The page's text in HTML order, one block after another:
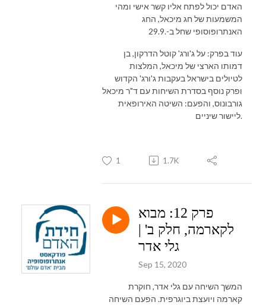
האדם יכול לפתח אליו קשר אישי ומהי
המשמעות של חג מיכאל, החג
האנתרופוסופי שחל ב-.29.9
עוד בפרק: על ג'ורג' קוטל הדרקון, בן
דמותו הארצי של מיכאל, המלצות
לטיולים בישראל בעקבות ג'ורג' הקדוש
ופרק נוסף בסדרת השיחות עם ד"ר מיכאל
גורבונוס, והפעם: השיטה האירופאית
ליישור שיניים.
1 1.7K
פרק 12: מבוא
לקארמה, חלק ב' |
גלי אדר
Sep 15, 2020
המשך השיחה עם גלי אדר, חוקרת
קארמה ויועצת ביוגרפית. הפעם השיחה